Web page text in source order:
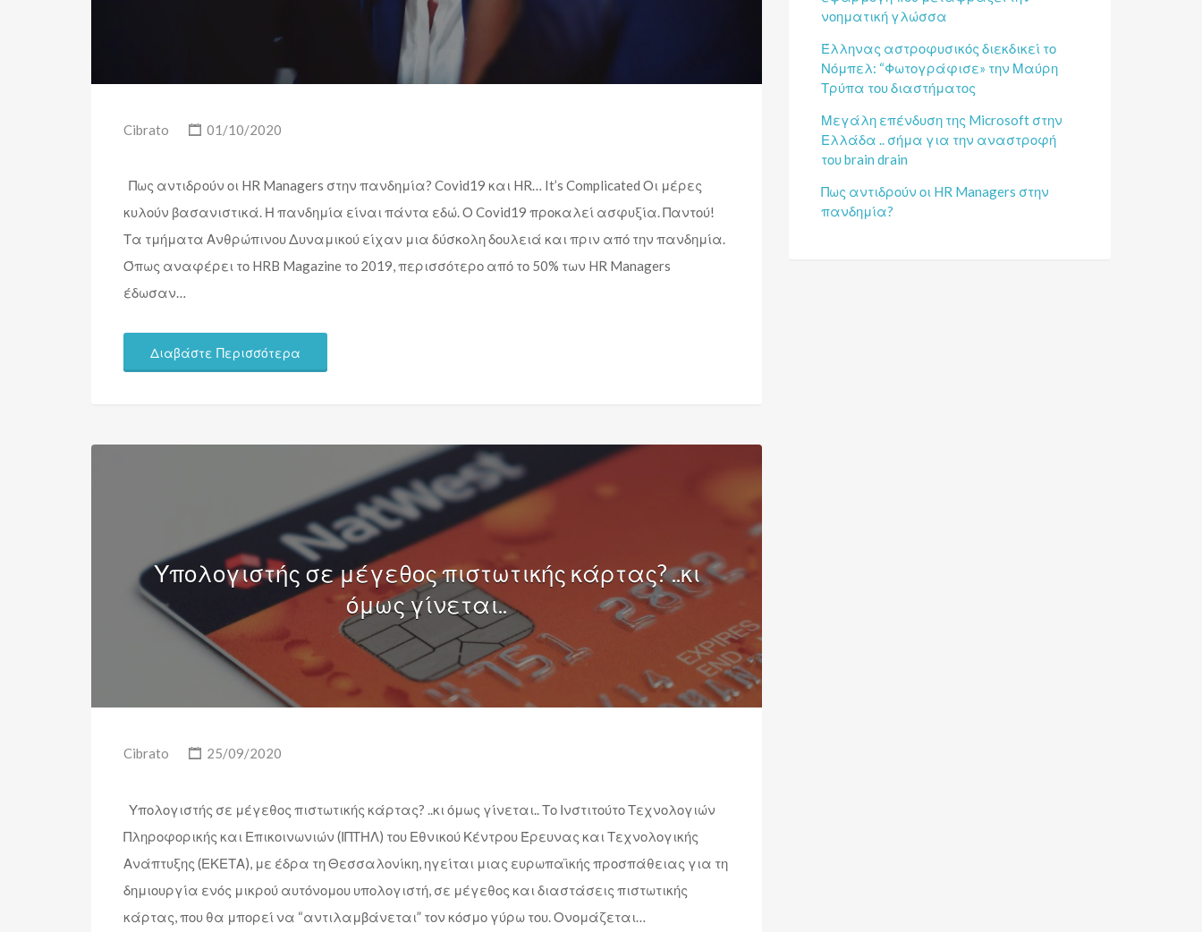
Cibrato 01/10/2020
Πως αντιδρούν οι HR Managers στην πανδημία? Covid19 και HR… It’s Complicated Οι μέρες
κυλούν βασανιστικά. Η πανδημία είναι πάντα εδώ. Ο Covid19 προκαλεί ασφυξία. Παντού!
Τα τμήματα Ανθρώπινου Δυναμικού είχαν μια δύσκολη δουλειά και πριν από την πανδημία.
Όπως αναφέρει το HRB Magazine το 2019, περισσότερο από το 50% των HR Managers
έδωσαν…
Διαβάστε Περισσότερα
Υπολογιστής σε μέγεθος πιστωτικής κάρτας? ..κι
όμως γίνεται..
Cibrato 25/09/2020
Υπολογιστής σε μέγεθος πιστωτικής κάρτας? ..κι όμως γίνεται.. Το Ινστιτούτο Τεχνολογιών
Πληροφορικής και Επικοινωνιών (ΙΠΤΗΛ) του Εθνικού Κέντρου Έρευνας και Τεχνολογικής
Ανάπτυξης (ΕΚΕΤΑ), με έδρα τη Θεσσαλονίκη, ηγείται μιας ευρωπαϊκής προσπάθειας για τη
δημιουργία ενός μικρού αυτόνομου υπολογιστή, σε μέγεθος και διαστάσεις πιστωτικής
κάρτας, που θα μπορεί να “αντιλαμβάνεται” τον κόσμο γύρω του. Ονομάζεται…
νοηματική γλώσσα
Έλληνας αστροφυσικός διεκδικεί το
Νόμπελ: “Φωτογράφισε» την Μαύρη
Τρύπα του διαστήματος
Μεγάλη επένδυση της Microsoft στην
Ελλάδα .. σήμα για την αναστροφή
του brain drain
Πως αντιδρούν οι HR Managers στην
πανδημία?